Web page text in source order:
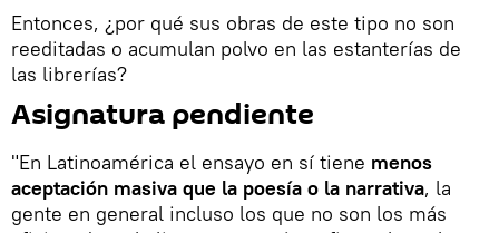
Entonces, ¿por qué sus obras de este tipo no son
reeditadas o acumulan polvo en las estanterías de
las librerías?
Asignatura pendiente
"En Latinoamérica el ensayo en sí tiene menos
aceptación masiva que la poesía o la narrativa, la
gente en general incluso los que no son los más